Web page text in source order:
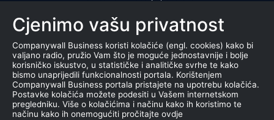
Naše usluge
Bonitetna ocjena
Bonitetni izvještaj
Sertifikat bonitetne izvrsnosti
Proizvodi
Cjenimo vašu privatnost
Companywall Business koristi kolačiće (engl. cookies) kako bi
valjano radio, pružio Vam što je moguće jednostavnije i bolje
korisničko iskustvo, u statističke i analitičke svrhe te kako
bismo unaprijedili funkcionalnosti portala. Korištenjem
Companywall Business portala pristajete na upotrebu kolačića.
Postavke kolačića možete podesiti u Vašem internetskom
pregledniku. Više o kolačićima i načinu kako ih koristimo te
načinu kako ih onemogućiti pročitajte ovdje